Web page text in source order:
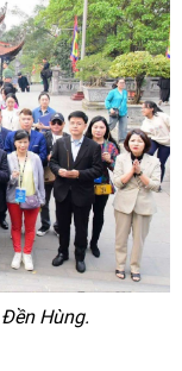
Hùng.